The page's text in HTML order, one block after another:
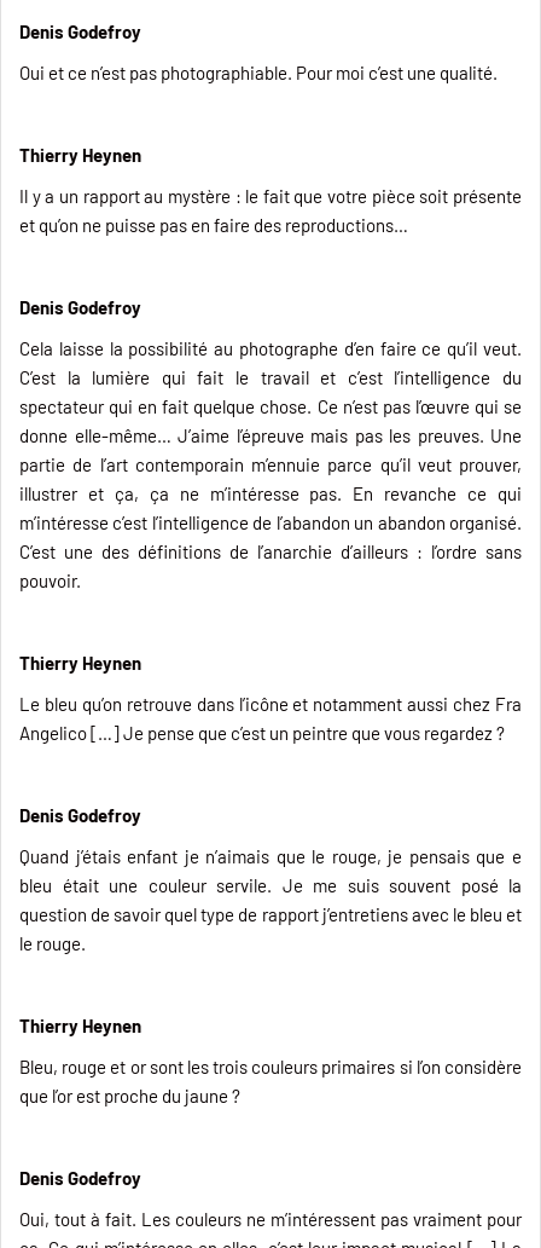
Denis Godefroy
Oui et ce n’est pas photographiable. Pour moi c’est une qualité.
Thierry Heynen
Il y a un rapport au mystère : le fait que votre pièce soit présente
et qu’on ne puisse pas en faire des reproductions…
Denis Godefroy
Cela laisse la possibilité au photographe d’en faire ce qu’il veut.
C’est la lumière qui fait le travail et c’est l’intelligence du
spectateur qui en fait quelque chose. Ce n’est pas l’œuvre qui se
donne elle-même… J’aime l’épreuve mais pas les preuves. Une
partie de l’art contemporain m’ennuie parce qu’il veut prouver,
illustrer et ça, ça ne m’intéresse pas. En revanche ce qui
m’intéresse c’est l’intelligence de l’abandon un abandon organisé.
C’est une des définitions de l’anarchie d’ailleurs : l’ordre sans
pouvoir.
Thierry Heynen
Le bleu qu’on retrouve dans l’icône et notamment aussi chez Fra
Angelico […] Je pense que c’est un peintre que vous regardez ?
Denis Godefroy
Quand j’étais enfant je n’aimais que le rouge, je pensais que e
bleu était une couleur servile. Je me suis souvent posé la
question de savoir quel type de rapport j’entretiens avec le bleu et
le rouge.
Thierry Heynen
Bleu, rouge et or sont les trois couleurs primaires si l’on considère
que l’or est proche du jaune ?
Denis Godefroy
Oui, tout à fait. Les couleurs ne m’intéressent pas vraiment pour